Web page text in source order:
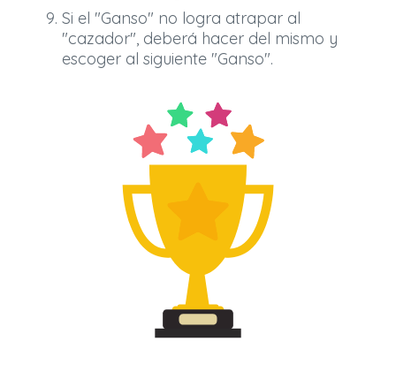
Si el "Ganso" no logra atrapar al
"cazador", deberá hacer del mismo y
escoger al siguiente "Ganso".